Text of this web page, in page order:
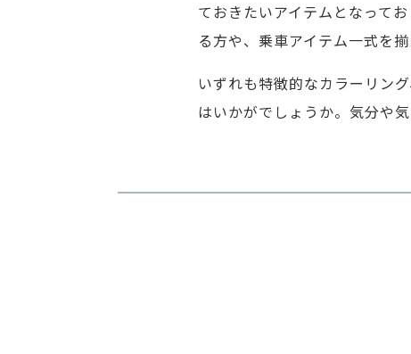
ておきたいアイテムとなって
る方や、乗車アイテム一式を
いずれも特徴的なカラーリン
はいかがでしょうか。気分や